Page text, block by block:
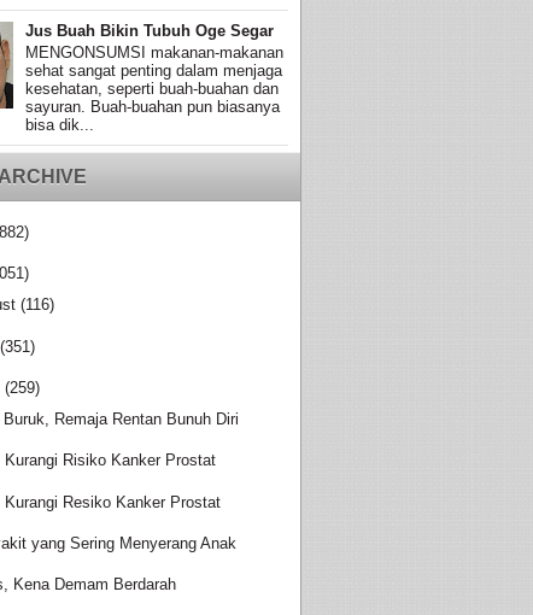
Jus Buah Bikin Tubuh Oge Segar
MENGONSUMSI makanan-makanan
sehat sangat penting dalam menjaga
kesehatan, seperti buah-buahan dan
sayuran. Buah-buahan pun biasanya
bisa dik...
(116)
(351)
(259)
Buruk, Remaja Rentan Bunuh Diri
Kurangi Risiko Kanker Prostat
Kurangi Resiko Kanker Prostat
yang Sering Menyerang Anak
Kena Demam Berdarah